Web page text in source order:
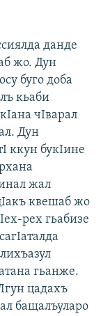
данде
жо. Дун
буго доба
кьаби
чIварал
Дун
ккун букIине
жал
квешаб жо
рех гьабизе
гьанже.
цадахъ
бащалъуларо